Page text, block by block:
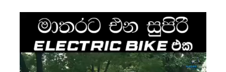
Player